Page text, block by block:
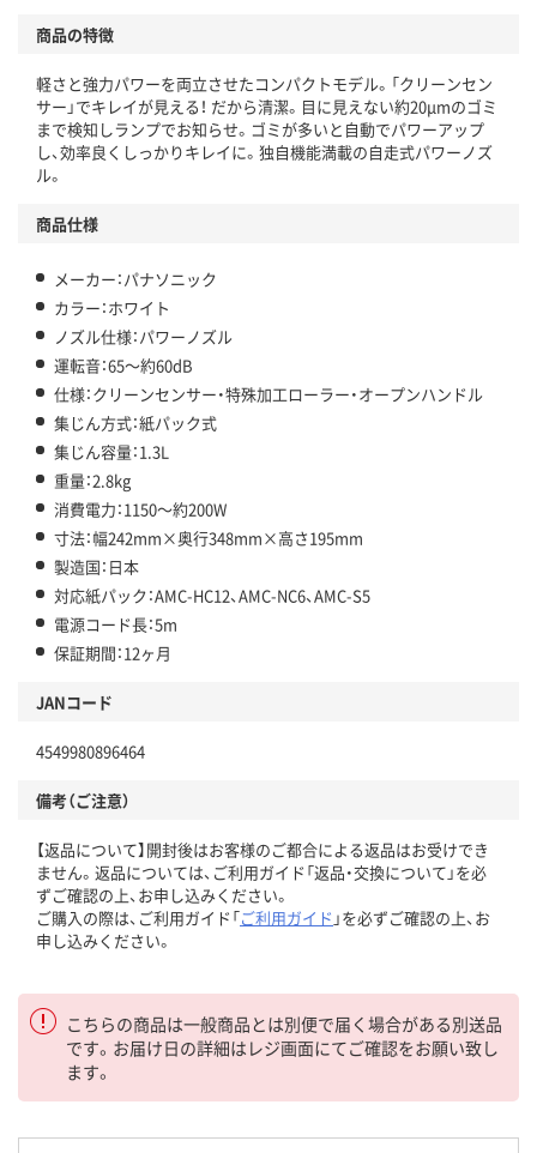
商品の特徴
軽さと強力パワーを両立させたコンパクトモデル。「クリーンセン
サー」でキレイが見える！ だから清潔。目に見えない約20μmのゴミ
まで検知しランプでお知らせ。ゴミが多いと自動でパワーアップ
し、効率良くしっかりキレイに。独自機能満載の自走式パワーノズ
ル。
商品仕様
メーカー：パナソニック
カラー：ホワイト
ノズル仕様：パワーノズル
運転音：65～約60dB
仕様：クリーンセンサー・特殊加工ローラー・オープンハンドル
集じん方式：紙パック式
集じん容量：1.3L
重量：2.8kg
消費電力：1150～約200W
寸法：幅242mm×奥行348mm×高さ195mm
製造国：日本
対応紙パック：AMC-HC12、AMC-NC6、AMC-S5
電源コード長：5m
保証期間：12ヶ月
JANコード
4549980896464
備考（ご注意）
【返品について】開封後はお客様のご都合による返品はお受けでき
ません。返品については、ご利用ガイド「返品・交換について」を必
ずご確認の上、お申し込みください。
ご購入の際は、ご利用ガイド「ご利用ガイド 」を必ずご確認の上、お
申し込みください。
こちらの商品は一般商品とは別便で届く場合がある別送品
です。お届け日の詳細はレジ画面にてご確認をお願い致し
ます。